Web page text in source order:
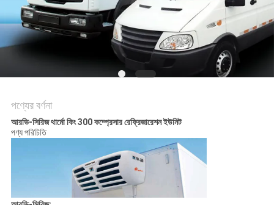
গোপনীয়তা
নীতি
পণ্যের বর্ণনা
আরভি-সিরিজ থার্মো কিং 300 কম্প্রেসার রেফ্রিজারেশন ইউনিট
পণ্য পরিচিতি